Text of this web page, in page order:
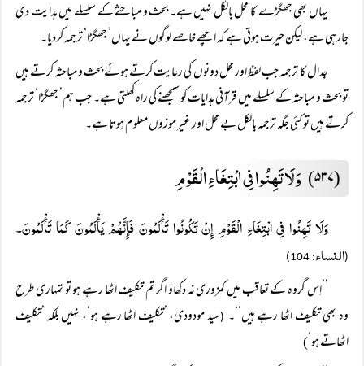
یہاں بھی جھگڑے کا محل بالکل نہیں ہے۔ بحث و مباحثے کے سلسلے میں ہدایت دی
جارہی ہے، لیکن حیرت ہوتی ہے کہ اچھے خاصے لوگوں نے یہاں’ جھگڑا‘ ترجمہ کردیا۔
جدال کا ترجمہ جب لفظ اور محل دونوں کی رعایت کرتے ہوئے بحث و مباحثہ کرتے ہیں
تو بحث و مباحثہ کے سلسلے میں قرآنی ہدایات کو سمجھنے کی راہ کھلتی ہے۔ جب ہم’ جھگڑا‘ ترجمہ
کرتے ہیں تو کئی جگہ ترجمہ بالکل بے محل اور غیر موزوں معلوم ہوتا ہے۔
(۵۳۷) وَلَا تَہِنُوا فِی ابْتِغَاءِ الْقَوْمِ
وَلَا تَہِنُوا فِی ابْتِغَاءِ الْقَوْمِ إِنْ تَکُونُوا تَأْلَمُونَ فَإِنَّہُمْ یَأْلَمُونَ کَمَا تَأْلَمُونَ۔
(النساء: 104)
’’اِس گروہ کے تعاقب میں کمزوری نہ دکھاؤ اگر تم تکلیف اٹھا رہے ہو تو تمہاری طرح
وہ بھی تکلیف اٹھا رہے ہیں‘‘۔ (سید مودودی، ’تکلیف اٹھا رہے ہو‘، نہیں بلکہ ’تکلیف
اٹھاتے ہو‘)